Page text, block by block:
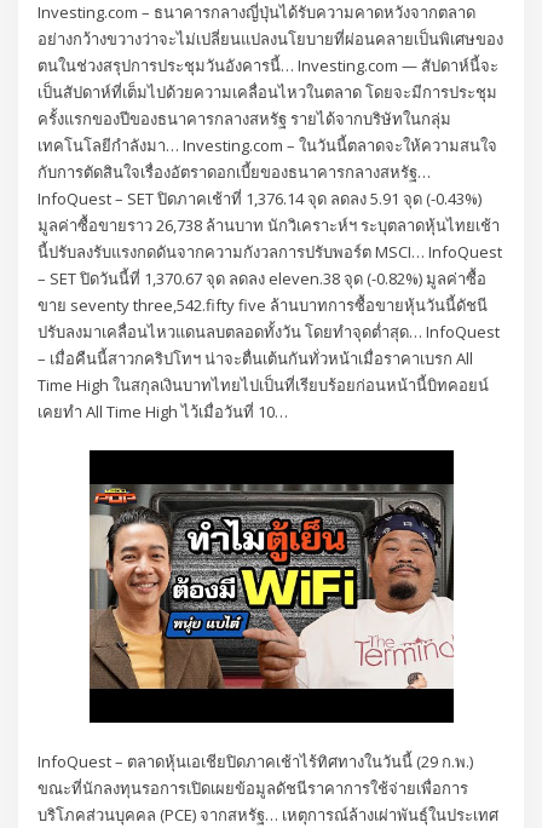
Investing.com – ธนาคารกลางญี่ปุ่นได้รับความคาดหวังจากตลาด
อย่างกว้างขวางว่าจะไม่เปลี่ยนแปลงนโยบายที่ผ่อนคลายเป็นพิเศษของ
ตนในช่วงสรุปการประชุมวันอังคารนี้… Investing.com — สัปดาห์นี้จะ
เป็นสัปดาห์ที่เต็มไปด้วยความเคลื่อนไหวในตลาด โดยจะมีการประชุม
ครั้งแรกของปีของธนาคารกลางสหรัฐ รายได้จากบริษัทในกลุ่ม
เทคโนโลยีกำลังมา… Investing.com – ในวันนี้ตลาดจะให้ความสนใจ
กับการตัดสินใจเรื่องอัตราดอกเบี้ยของธนาคารกลางสหรัฐ…
InfoQuest – SET ปิดภาคเช้าที่ 1,376.14 จุด ลดลง 5.91 จุด (-0.43%)
มูลค่าซื้อขายราว 26,738 ล้านบาท นักวิเคราะห์ฯ ระบุตลาดหุ้นไทยเช้า
นี้ปรับลงรับแรงกดดันจากความกังวลการปรับพอร์ต MSCI… InfoQuest
– SET ปิดวันนี้ที่ 1,370.67 จุด ลดลง eleven.38 จุด (-0.82%) มูลค่าซื้อ
ขาย seventy three,542.fifty five ล้านบาทการซื้อขายหุ้นวันนี้ดัชนี
ปรับลงมาเคลื่อนไหวแดนลบตลอดทั้งวัน โดยทำจุดต่ำสุด… InfoQuest
– เมื่อคืนนี้สาวกคริปโทฯ น่าจะตื่นเต้นกันทั่วหน้าเมื่อราคาเบรก All
Time High ในสกุลเงินบาทไทยไปเป็นที่เรียบร้อยก่อนหน้านี้บิทคอยน์
เคยทำ All Time High ไว้เมื่อวันที่ 10…
InfoQuest – ตลาดหุ้นเอเชียปิดภาคเช้าไร้ทิศทางในวันนี้ (29 ก.พ.)
ขณะที่นักลงทุนรอการเปิดเผยข้อมูลดัชนีราคาการใช้จ่ายเพื่อการ
บริโภคส่วนบุคคล (PCE) จากสหรัฐ… เหตุการณ์ล้างเผ่าพันธุ์ในประเทศ